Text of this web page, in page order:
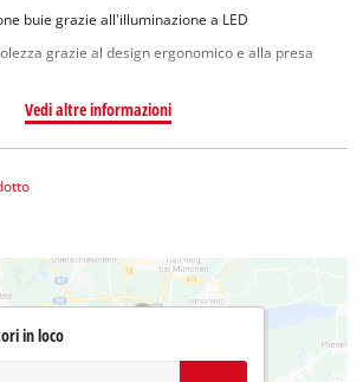
buie grazie all'illuminazione a LED
grazie al design ergonomico e alla presa
Vedi altre informazioni
in loco